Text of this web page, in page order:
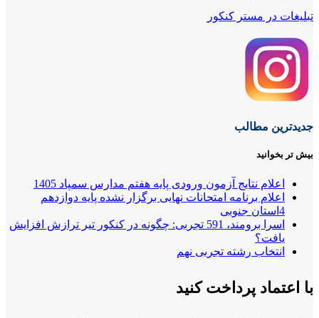
تبلیغات در مستر کنکور
جدیدترین مطالب
بیش تر بخوانید
اعلام نتایج آزمون ورودی پایه هفتم مدارس سمپاد 1405
اعلام برنامه امتحانات نهایی برگزار نشده پایه دوازدهم
4استان جنوبی
اسرا برومند، 591 تجربی: چگونه در کنکور تیر ترازش افزایش
یافت؟
انتخاب رشته تجربی نهم
با اعتماد پرداخت کنید